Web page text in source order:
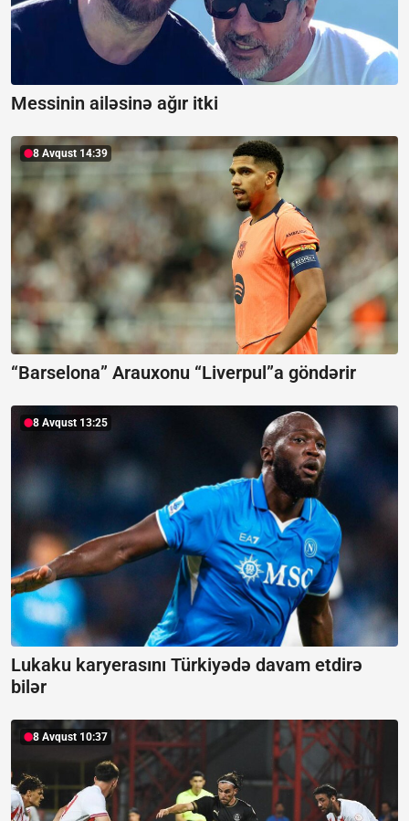
Messinin ailəsinə ağır itki
8 Avqust 14:39
“Barselona” Arauxonu “Liverpul”a göndərir
8 Avqust 13:25
Lukaku karyerasını Türkiyədə davam etdirə
bilər
8 Avqust 10:37